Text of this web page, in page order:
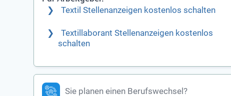
Textil Stellenanzeigen kostenlos schalten
Textillaborant Stellenanzeigen kostenlos
schalten
Sie planen einen Berufswechsel?